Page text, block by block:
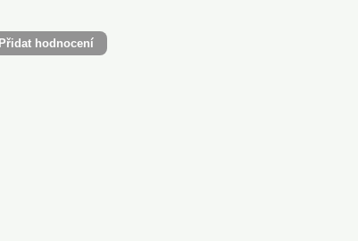
Přidat hodnocení